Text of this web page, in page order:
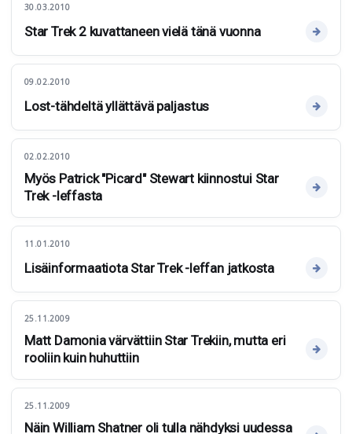
30.03.2010
Star Trek 2 kuvattaneen vielä tänä vuonna
09.02.2010
Lost-tähdeltä yllättävä paljastus
02.02.2010
Myös Patrick "Picard" Stewart kiinnostui Star
Trek -leffasta
11.01.2010
Lisäinformaatiota Star Trek -leffan jatkosta
25.11.2009
Matt Damonia värvättiin Star Trekiin, mutta eri
rooliin kuin huhuttiin
25.11.2009
Näin William Shatner oli tulla nähdyksi uudessa